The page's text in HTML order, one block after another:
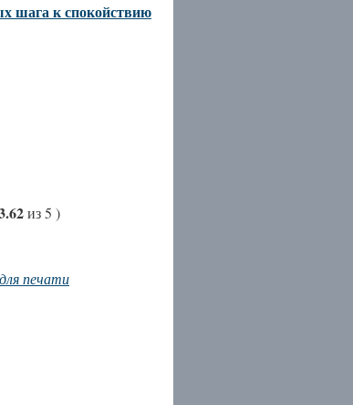
шага к спокойствию
из 5 )
печати